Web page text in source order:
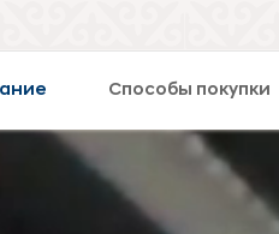
Способы покупки